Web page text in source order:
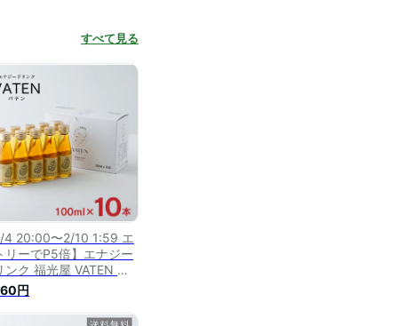
すべて見る
4 20:00〜2/10 1:59 エ
リーでP5倍】エナジー
ンク 福光屋 VATEN バ
100ml 10本 栄養ドリ
無添加 ノンカフェイン
天然成分100％ ミトコ
円